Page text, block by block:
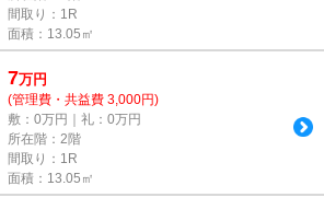
間取り：1R
面積：13.05㎡
7万円
(管理費・共益費 3,000円)
敷：0万円｜礼：0万円
所在階：2階
間取り：1R
面積：13.05㎡